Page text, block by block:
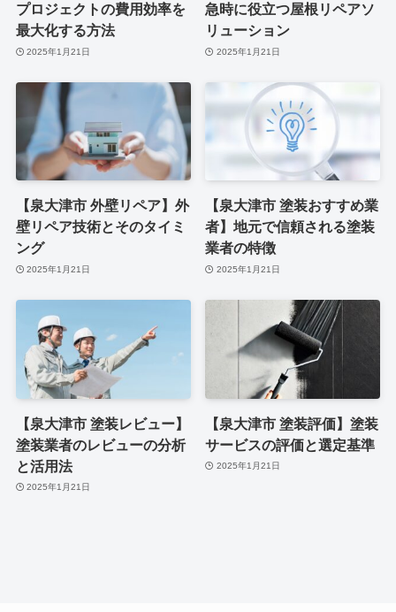
プロジェクトの費用効率を
最大化する方法
2025年1月21日
急時に役立つ屋根リペアソ
リューション
2025年1月21日
【泉大津市 外壁リペア】外
壁リペア技術とそのタイミ
ング
2025年1月21日
【泉大津市 塗装おすすめ業
者】地元で信頼される塗装
業者の特徴
2025年1月21日
【泉大津市 塗装レビュー】
塗装業者のレビューの分析
と活用法
2025年1月21日
【泉大津市 塗装評価】塗装
サービスの評価と選定基準
2025年1月21日